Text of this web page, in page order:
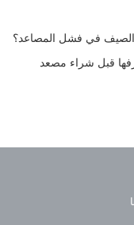
الصيف في فشل المصاعد؟